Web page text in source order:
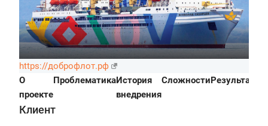
https://доброфлот.рф
О
проекте
ПроблематикаИстория
внедрения
СложностиРезультаты
Клиент